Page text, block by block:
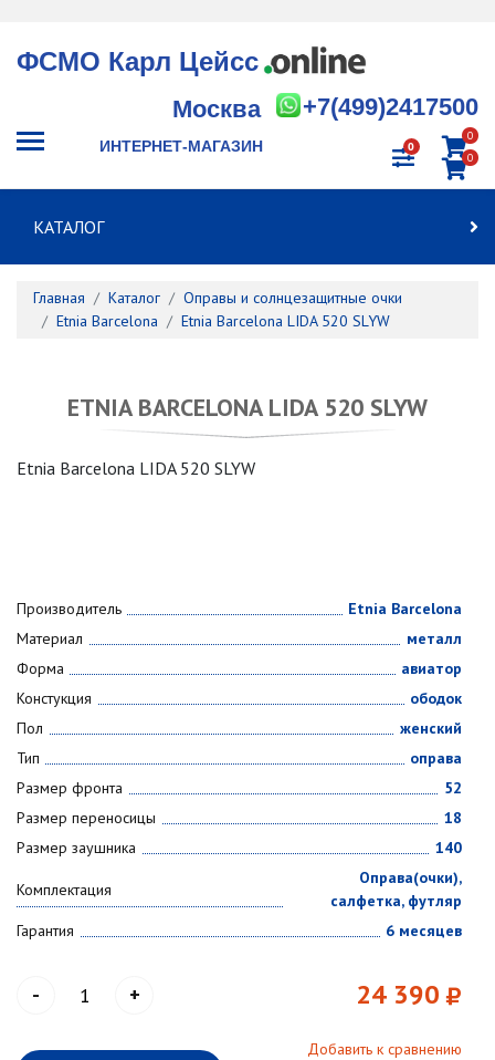
ФСМО Карл Цейсс
+7(499)2417500
Москва
ИНТЕРНЕТ-МАГАЗИН 0
0
0
КАТАЛОГ
Главная Каталог
Оправы и солнцезащитные очки
Etnia Barcelona
Etnia Barcelona LIDA 520 SLYW
ETNIA BARCELONA LIDA 520 SLYW
Etnia Barcelona LIDA 520 SLYW
Производитель
Etnia Barcelona
Материал
металл
Форма
авиатор
Констукция
ободок
Пол
женский
Тип
оправа
Размер фронта
52
Размер переносицы
18
Размер заушника
140
Комплектация
Оправа(очки),
салфетка, футляр
Гарантия
6 месяцев
- + 24 390
Добавить к сравнению